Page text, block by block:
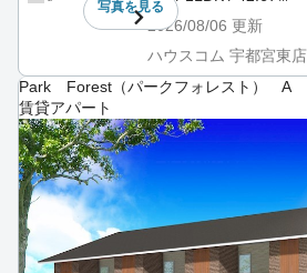
写真を見る
2026/08/06 更新
ハウスコム 宇都宮東店
Park Forest（パークフォレスト） A
賃貸アパート